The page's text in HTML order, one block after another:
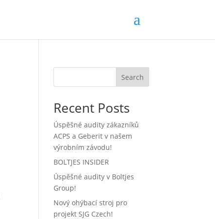
Search
Recent Posts
Úspěšné audity zákazníků
ACPS a Geberit v našem
výrobním závodu!
BOLTJES INSIDER
Úspěšné audity v Boltjes
Group!
Nový ohýbací stroj pro
projekt SJG Czech!